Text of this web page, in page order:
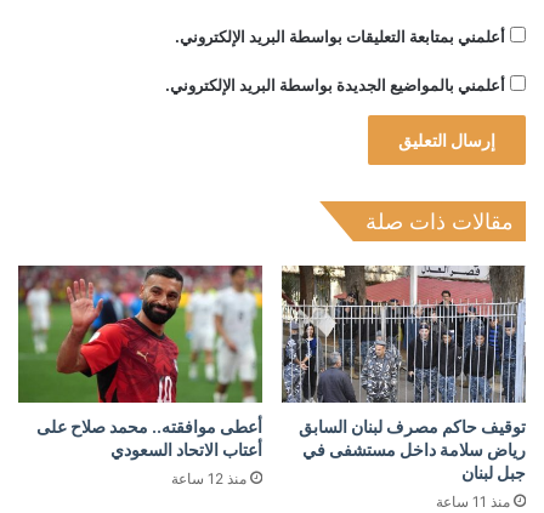
أعلمني بمتابعة التعليقات بواسطة البريد الإلكتروني.
أعلمني بالمواضيع الجديدة بواسطة البريد الإلكتروني.
مقالات ذات صلة
توقيف حاكم مصرف لبنان السابق
رياض سلامة داخل مستشفى في
جبل لبنان
منذ 11 ساعة
أعطى موافقته.. محمد صلاح على
أعتاب الاتحاد السعودي
منذ 12 ساعة